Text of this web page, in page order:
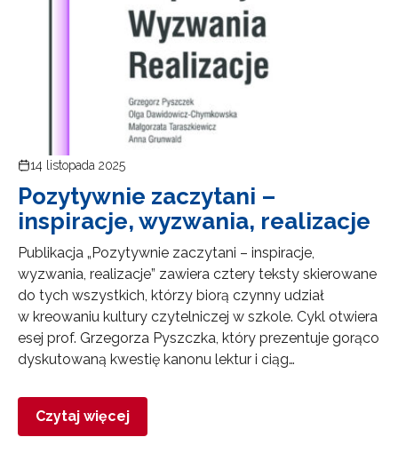
14 listopada 2025
Pozytywnie zaczytani –
inspiracje, wyzwania, realizacje
Publikacja „Pozytywnie zaczytani – inspiracje,
wyzwania, realizacje” zawiera cztery teksty skierowane
do tych wszystkich, którzy biorą czynny udział
w kreowaniu kultury czytelniczej w szkole. Cykl otwiera
esej prof. Grzegorza Pyszczka, który prezentuje gorąco
dyskutowaną kwestię kanonu lektur i ciąg…
Czytaj więcej